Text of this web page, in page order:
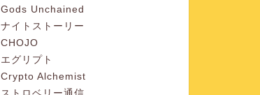
Gods Unchained
ナイトストーリー
CHOJO
エグリプト
Crypto Alchemist